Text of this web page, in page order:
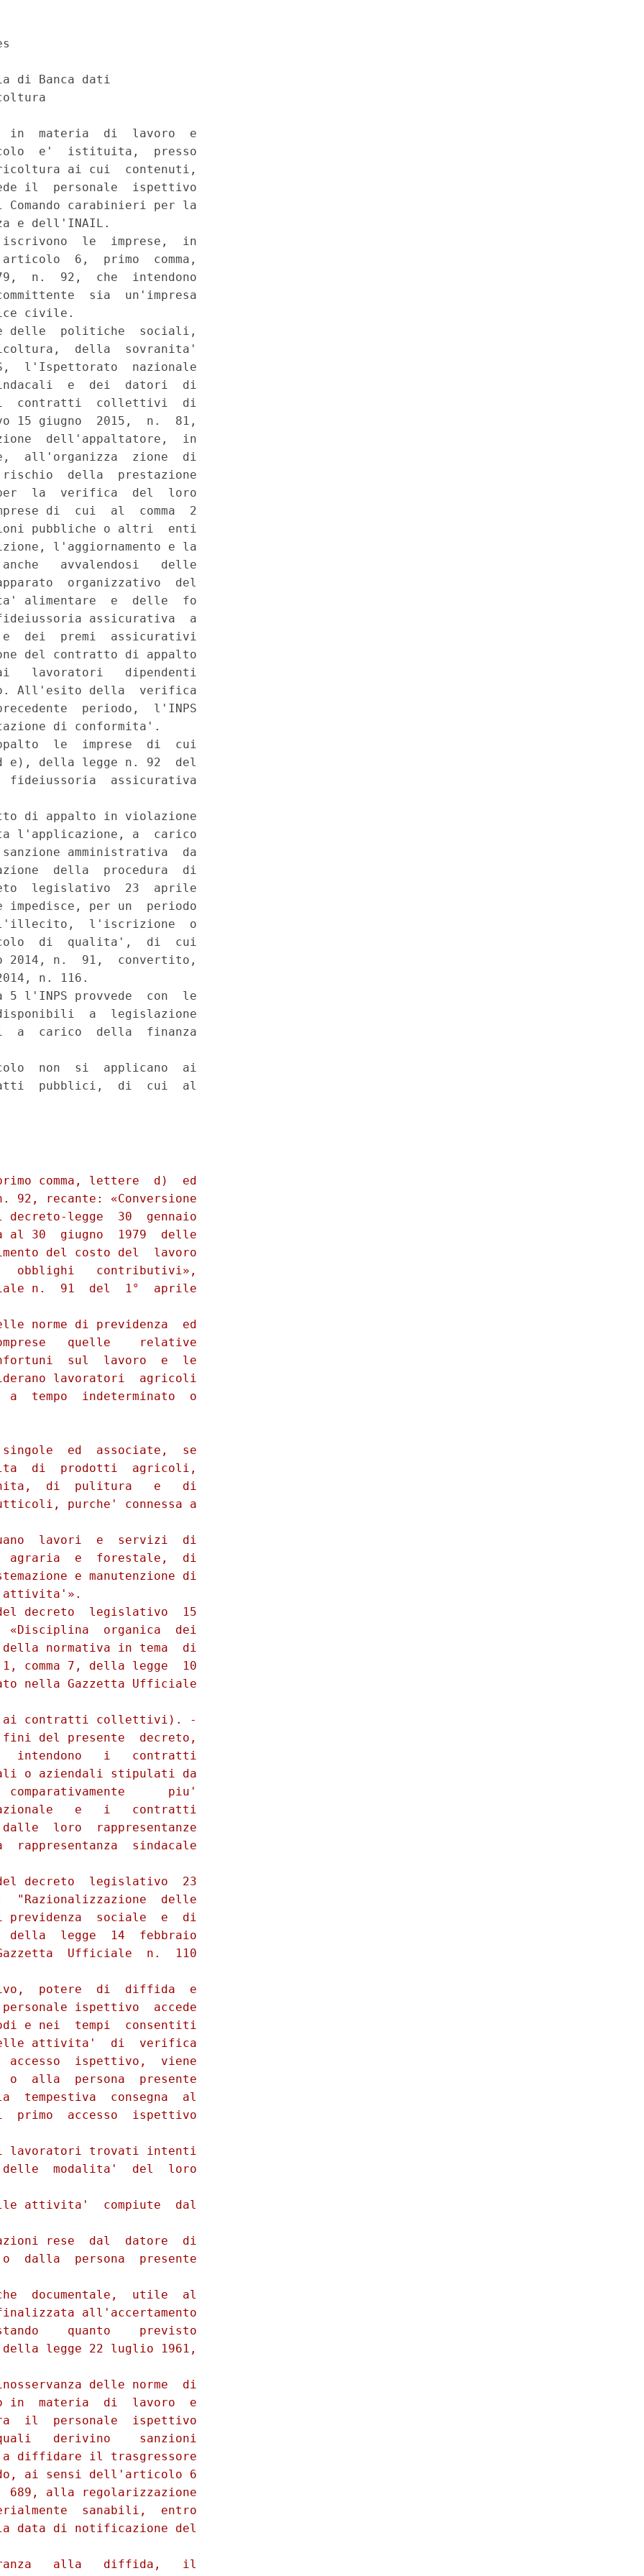
di Banca dati
in  materia  di  lavoro  e
e'  istituita,  presso
ai cui  contenuti,
il  personale  ispettivo
carabinieri per la
e dell'INAIL.
le  imprese,  in
6,  primo  comma,
n.  92,  che  intendono
sia  un'impresa
civile.
delle  politiche  sociali,
della  sovranita'
l'Ispettorato  nazionale
e  dei  datori  di
contratti  collettivi  di
giugno  2015,  n.  81,
dell'appaltatore,  in
all'organizza  zione  di
rischio  della  prestazione
per  la  verifica  del  loro
di  cui  al  comma  2
pubbliche o altri  enti
l'aggiornamento e la
avvalendosi   delle
organizzativo  del
alimentare  e  delle  fo
assicurativa  a
dei  premi  assicurativi
del contratto di appalto
lavoratori   dipendenti
All'esito della  verifica
periodo,  l'INPS
di conformita'.
le  imprese  di  cui
e), della legge n. 92  del
fideiussoria  assicurativa
di appalto in violazione
l'applicazione, a  carico
amministrativa  da
della  procedura  di
legislativo  23  aprile
per un  periodo
l'iscrizione  o
di  qualita',  di  cui
2014, n.  91,  convertito,
n. 116.
5 l'INPS provvede  con  le
a  legislazione
a  carico  della  finanza
non  si  applicano  ai
pubblici,  di  cui  al